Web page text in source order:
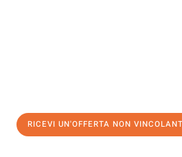
RICEVI UN'OFFERTA NON